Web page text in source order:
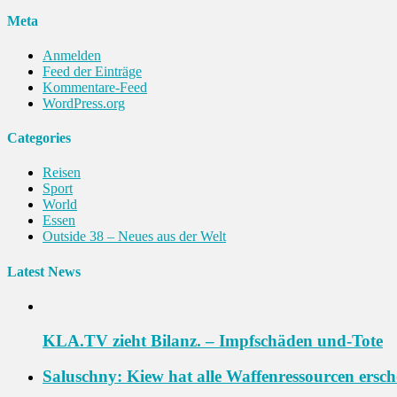
Meta
Anmelden
Feed der Einträge
Kommentare-Feed
WordPress.org
Categories
Reisen
Sport
World
Essen
Outside 38 – Neues aus der Welt
Latest News
KLA.TV zieht Bilanz. – Impfschäden und-Tote
Saluschny: Kiew hat alle Waffenressourcen